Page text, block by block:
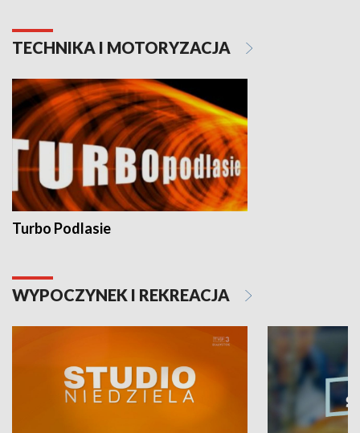
TECHNIKA I MOTORYZACJA
Turbo Podlasie
WYPOCZYNEK I REKREACJA